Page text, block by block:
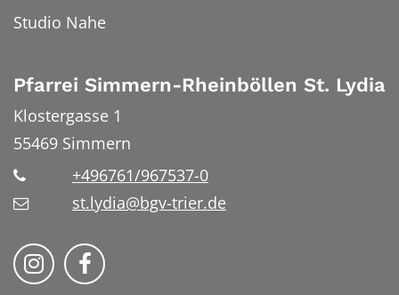
Studio Nahe
Pfarrei Simmern-Rheinböllen St. Lydia
Klostergasse 1
55469 Simmern
+496761/967537-0
st.lydia@bgv-trier.de
Wir auf Instragram
Wir auf Facebook